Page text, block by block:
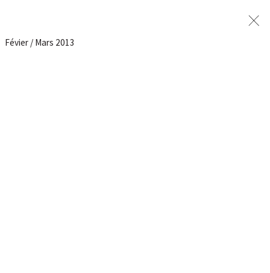
Févier / Mars 2013